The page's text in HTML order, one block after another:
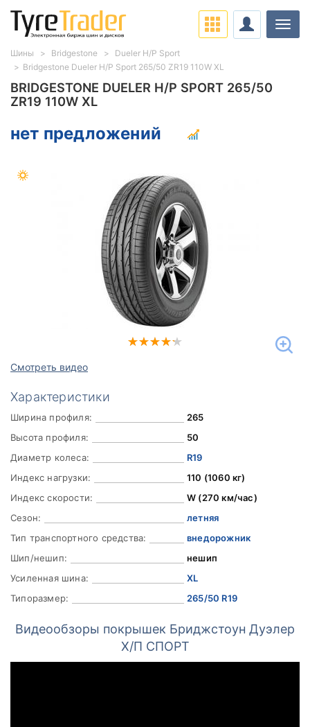
BRIDGESTONE DUELER H/P SPORT 265/50
ZR19 110W XL
нет предложений
Смотреть видео
Характеристики
Ширина профиля:
265
Высота профиля:
50
Диаметр колеса:
R19
Индекс нагрузки:
110 (1060 кг)
Индекс скорости:
W (270 км/час)
Сезон:
летняя
Тип транспортного средства:
внедорожник
Шип/нешип:
нешип
Усиленная шина:
XL
Типоразмер:
265/50 R19
Видеообзоры покрышек Бриджстоун Дуэлер
Х/П СПОРТ
Шины Bridgestone
Dueler H/P Sport
Bridgestone Dueler H/P Sport 265/50 ZR19 110W XL